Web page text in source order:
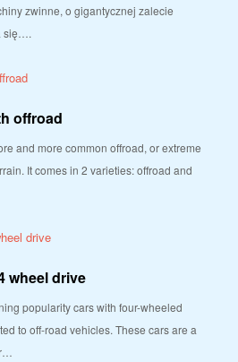
zwinne, o gigantycznej zalecie
się….
offroad
and more common offroad, or extreme
It comes in 2 varieties: offroad and
wheel drive
popularity cars with four-wheeled
to off-road vehicles. These cars are a